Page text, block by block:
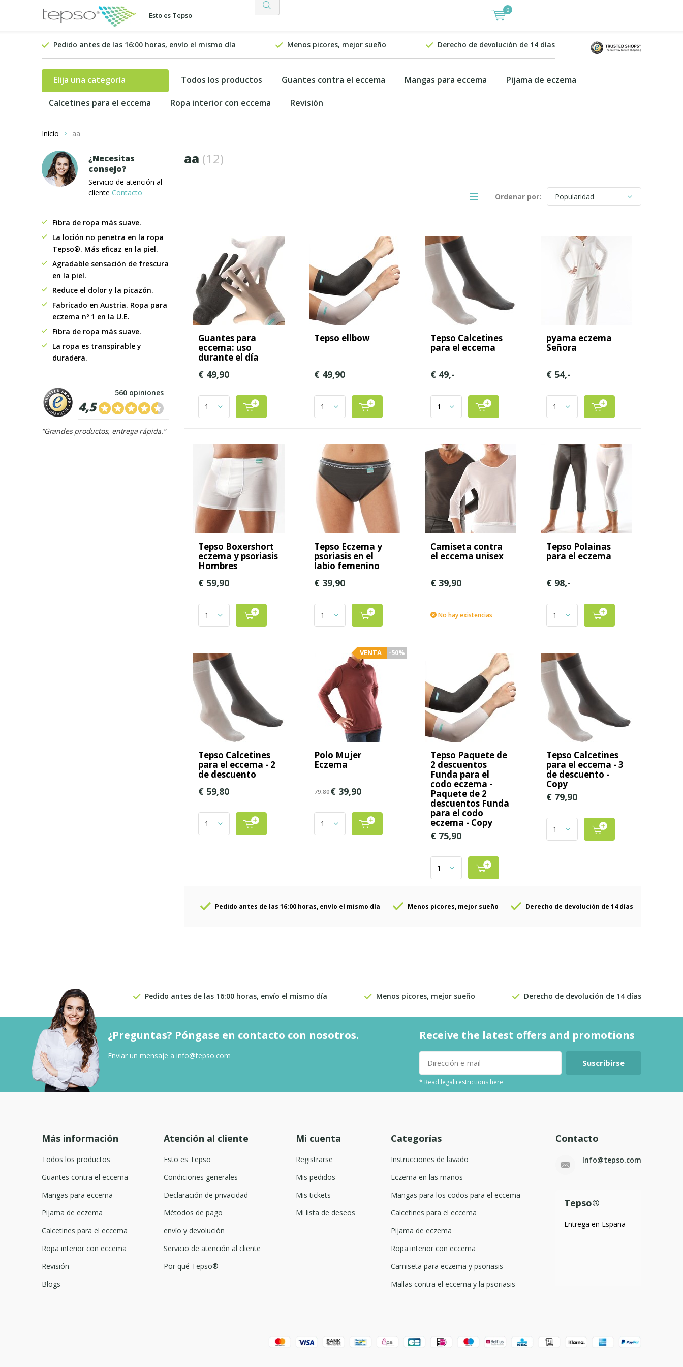
Esto es Tepso
0
Pedido antes de las 16:00 horas, envío el mismo día Menos picores, mejor sueño Derecho de devolución de 14 días
Elija una categoría Todos los productos Guantes contra el eccema Mangas para eccema Pijama de eczema
Calcetines para el eccema Ropa interior con eccema Revisión
Inicio aa
aa (12)
Ordenar por:
Guantes para
eccema: uso
durante el día
€ 49,90
Tepso ellbow
€ 49,90
Tepso Calcetines
para el eccema
€ 49,-
pyama eczema
Señora
€ 54,-
Tepso Boxershort
eczema y psoriasis
Hombres
€ 59,90
Tepso Eczema y
psoriasis en el
labio femenino
€ 39,90
Camiseta contra
el eccema unisex
€ 39,90
No hay existencias
Tepso Polainas
para el eczema
€ 98,-
Tepso Calcetines
para el eccema - 2
de descuento
€ 59,80
Polo Mujer
Eczema
-50%
VENTA
79,80€ 39,90
Tepso Paquete de
2 descuentos
Funda para el
codo eczema -
Paquete de 2
descuentos Funda
para el codo
eczema - Copy
€ 75,90
Tepso Calcetines
para el eccema - 3
de descuento -
Copy
€ 79,90
Pedido antes de las 16:00 horas, envío el mismo día Menos picores, mejor sueño Derecho de devolución de 14 días
¿Necesitas
consejo?
Servicio de atención al
cliente Contacto
Fibra de ropa más suave.
La loción no penetra en la ropa
Tepso®. Más eficaz en la piel.
Agradable sensación de frescura
en la piel.
Reduce el dolor y la picazón.
Fabricado en Austria. Ropa para
eczema nº 1 en la U.E.
Fibra de ropa más suave.
La ropa es transpirable y
duradera.
4,5
560 opiniones
“Grandes productos, entrega rápida.”
Pedido antes de las 16:00 horas, envío el mismo día Menos picores, mejor sueño Derecho de devolución de 14 días
¿Preguntas? Póngase en contacto con nosotros.
Enviar un mensaje a info@tepso.com
Receive the latest offers and promotions
Suscribirse
* Read legal restrictions here
Más información
Todos los productos
Guantes contra el eccema
Mangas para eccema
Pijama de eczema
Calcetines para el eccema
Ropa interior con eccema
Revisión
Blogs
Atención al cliente
Esto es Tepso
Condiciones generales
Declaración de privacidad
Métodos de pago
envío y devolución
Servicio de atención al cliente
Por qué Tepso®
Mi cuenta
Registrarse
Mis pedidos
Mis tickets
Mi lista de deseos
Categorías
Instrucciones de lavado
Eczema en las manos
Mangas para los codos para el eccema
Calcetines para el eccema
Pijama de eczema
Ropa interior con eccema
Camiseta para eczema y psoriasis
Mallas contra el eccema y la psoriasis
Contacto
Info@tepso.com
Tepso®
Entrega en España